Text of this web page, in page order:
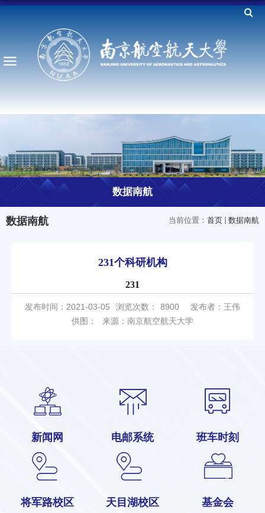
数据南航
当前位置： 首页 数据南航
数据南航
231个科研机构
231
发布时间：2021-03-05 浏览次数： 8900
发布者：王伟
供图：
来源：南京航空航天大学
新闻网 电邮系统 班车时刻
将军路校区 天目湖校区 基金会